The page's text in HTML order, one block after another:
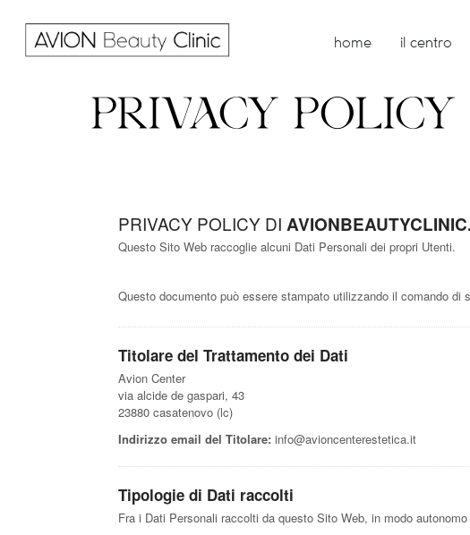
home il centro
PRIVACY POLICY
PRIVACY POLICY DI
Questo Sito Web raccoglie alcuni Dati Personali dei propri Utenti.
Questo documento può essere stampato utilizzando il comando di
Titolare del Trattamento dei Dati
Avion Center
via alcide de gaspari, 43
23880 casatenovo (lc)
Indirizzo email del Titolare: info@avioncenterestetica.it
Tipologie di Dati raccolti
Fra i Dati Personali raccolti da questo Sito Web, in modo